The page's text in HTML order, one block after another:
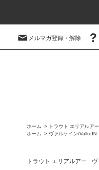
メルマガ登録・解除
ホーム > トラウト エリアルアー
ホーム
> ヴァルケイン/ValkeIN
トラウト エリアルアー ヴ